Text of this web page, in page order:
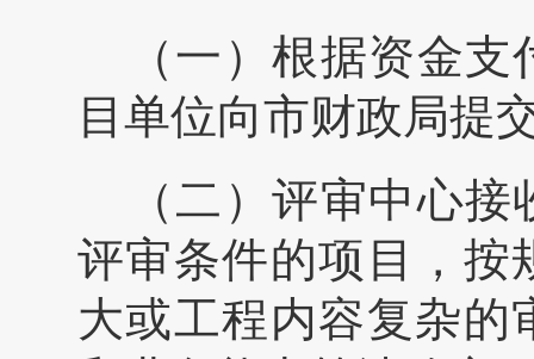
（一）根据资金
目单位向市财政局提
（二）评审中心
评审条件的项目，按
大或工程内容复杂的